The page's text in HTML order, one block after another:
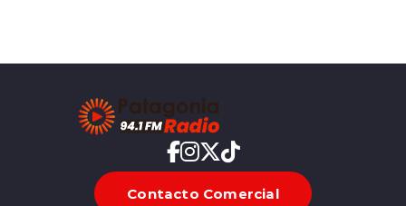
Contacto Comercial